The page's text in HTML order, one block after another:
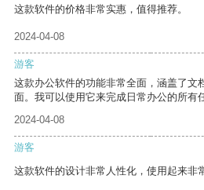
这款软件的价格非常实惠，值得推荐。
2024-04-08
游客
这款办公软件的功能非常全面，涵盖了文
面。我可以使用它来完成日常办公的所有
2024-04-08
游客
这款软件的设计非常人性化，使用起来非